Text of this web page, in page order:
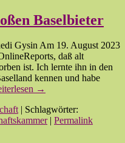
Baselbieter
Gysin Am 19. August 2023
daß alt
ist. Ich lernte ihn in den
kennen und habe
→
| Schlagwörter:
| Permalink